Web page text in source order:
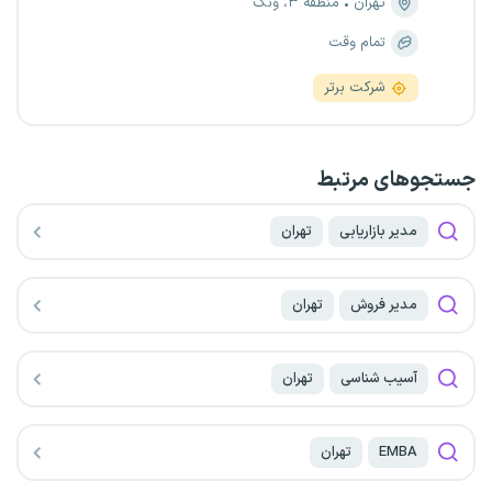
تمام وقت
شرکت برتر
جستجو‌های مرتبط
مدیر بازاریابی تهران
مدیر فروش تهران
آسیب شناسی تهران
EMBA تهران